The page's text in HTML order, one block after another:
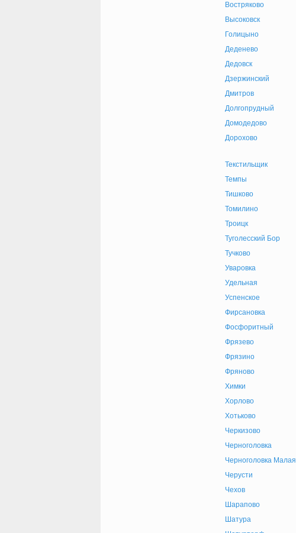
Востряково
Высоковск
Голицыно
Деденево
Дедовск
Дзержинский
Дмитров
Долгопрудный
Домодедово
Дорохово
Текстильщик
Темпы
Тишково
Томилино
Троицк
Туголесский Бор
Тучково
Уваровка
Удельная
Успенское
Фирсановка
Фосфоритный
Фрязево
Фрязино
Фряново
Химки
Хорлово
Хотьково
Черкизово
Черноголовка
Черноголовка Малая
Черусти
Чехов
Шарапово
Шатура